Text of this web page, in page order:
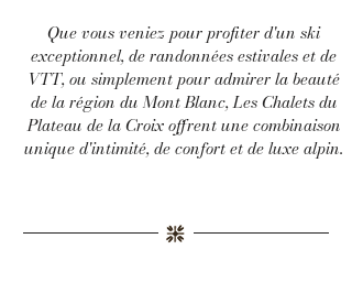
Que vous veniez pour profiter d'un ski
exceptionnel, de randonnées estivales et de
VTT, ou simplement pour admirer la beauté
de la région du Mont Blanc, Les Chalets du
Plateau de la Croix offrent une combinaison
unique d'intimité, de confort et de luxe alpin.